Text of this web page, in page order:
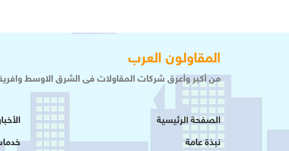
المقاولون العرب
من أكبر وأعرق شركات المقاولات فى الشرق الاوسط
الصفحة الرئيسية
نبذة عامة